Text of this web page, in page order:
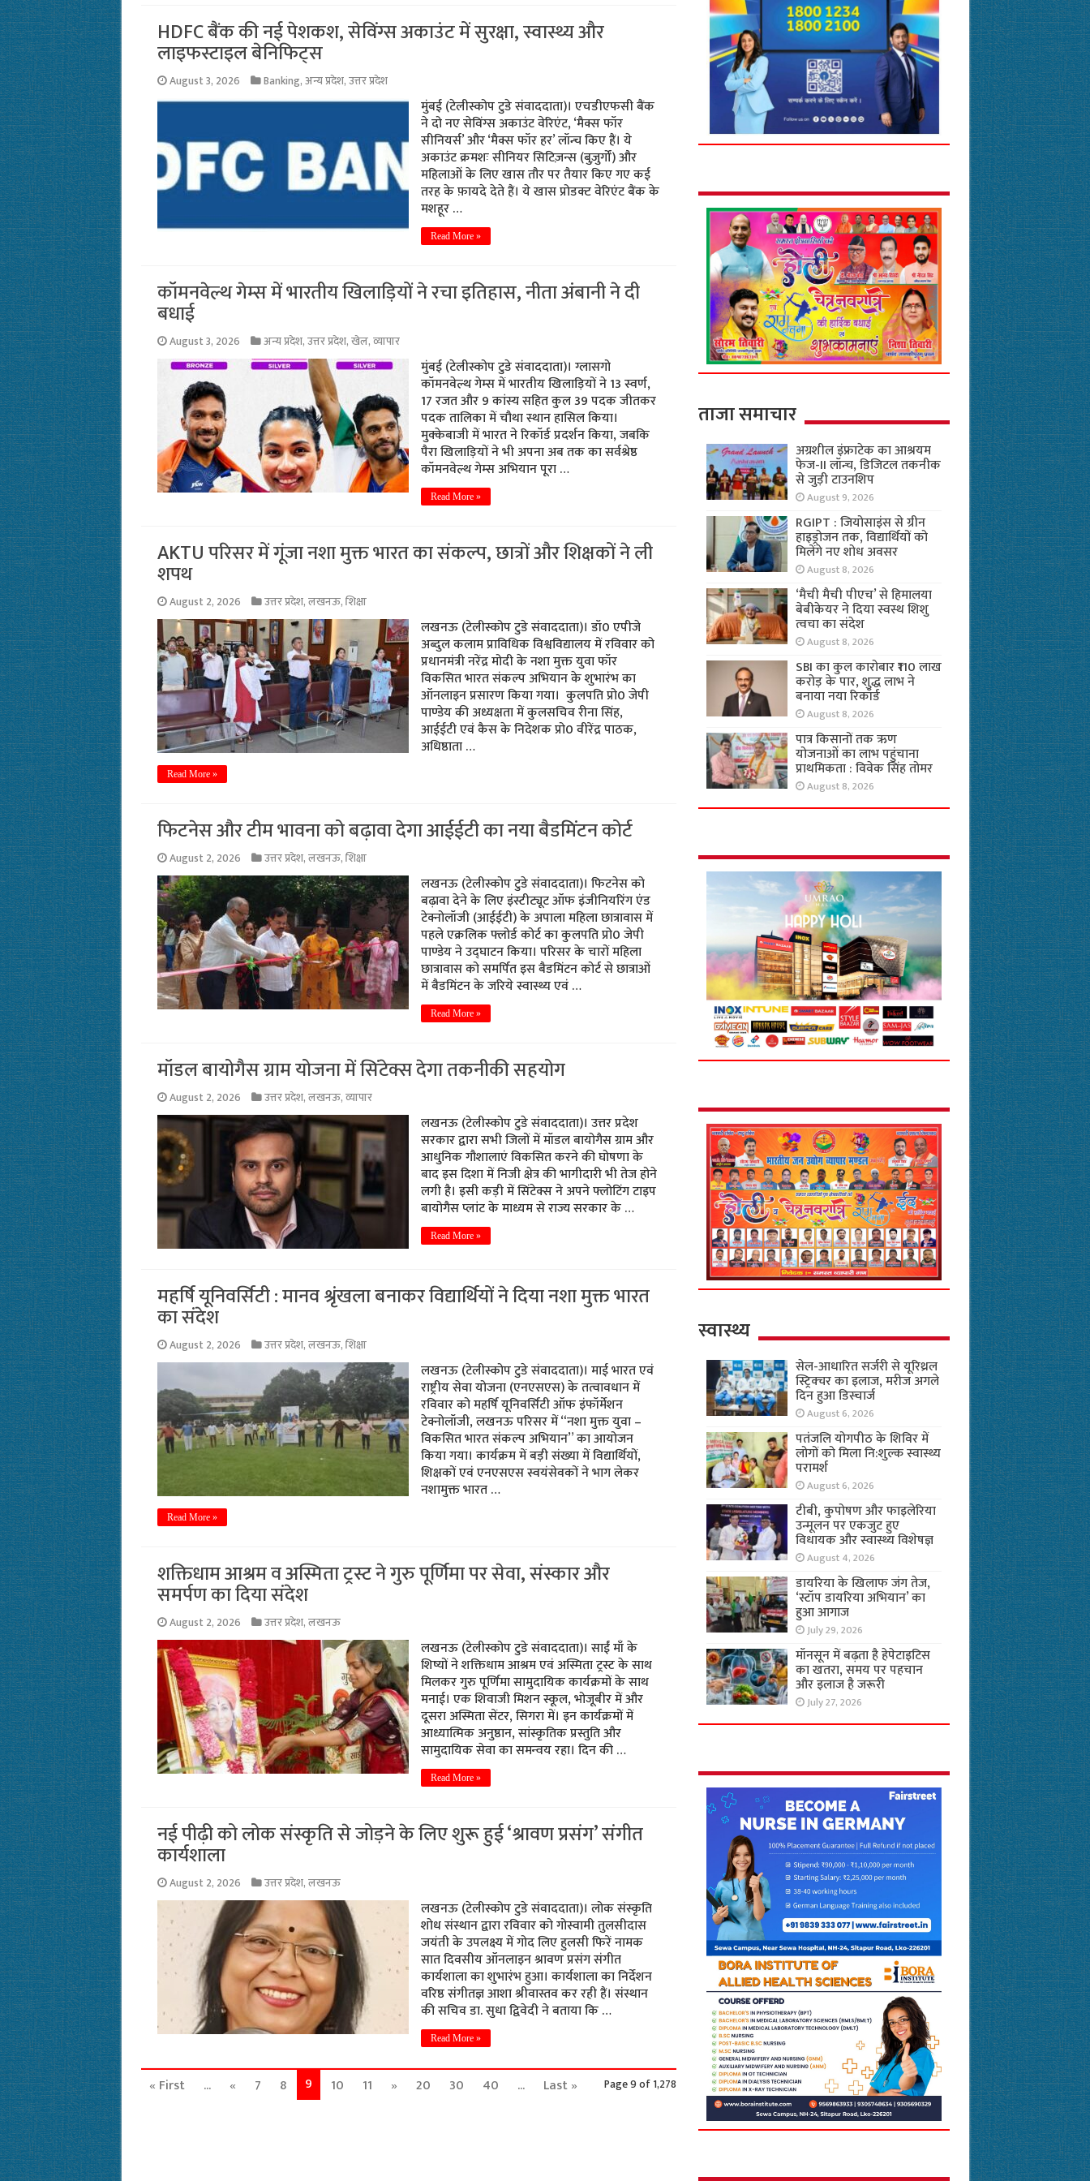
HDFC बैंक की नई पेशकश, सेविंग्स अकाउंट में सुरक्षा, स्वास्थ्य और
लाइफस्टाइल बेनिफिट्स
August 3, 2026 Banking,अन्य प्रदेश,उत्तर प्रदेश
मुंबई (टेलीस्कोप टुडे संवाददाता)। एचडीएफसी बैंक
ने दो नए सेविंग्स अकाउंट वेरिएंट, ‘मैक्स फॉर
सीनियर्स’ और ‘मैक्स फॉर हर’ लॉन्च किए हैं। ये
अकाउंट क्रमशः सीनियर सिटिज़न्स (बुज़ुर्गों) और
महिलाओं के लिए खास तौर पर तैयार किए गए कई
तरह के फ़ायदे देते हैं। ये खास प्रोडक्ट वेरिएंट बैंक के
मशहूर …
Read More »
कॉमनवेल्थ गेम्स में भारतीय खिलाड़ियों ने रचा इतिहास, नीता अंबानी ने दी
बधाई
August 3, 2026 अन्य प्रदेश,उत्तर प्रदेश,खेल,व्यापार
मुंबई (टेलीस्कोप टुडे संवाददाता)। ग्लासगो
कॉमनवेल्थ गेम्स में भारतीय खिलाड़ियों ने 13 स्वर्ण,
17 रजत और 9 कांस्य सहित कुल 39 पदक जीतकर
पदक तालिका में चौथा स्थान हासिल किया।
मुक्केबाजी में भारत ने रिकॉर्ड प्रदर्शन किया, जबकि
पैरा खिलाड़ियों ने भी अपना अब तक का सर्वश्रेष्ठ
कॉमनवेल्थ गेम्स अभियान पूरा …
Read More »
AKTU परिसर में गूंजा नशा मुक्त भारत का संकल्प, छात्रों और शिक्षकों ने ली
शपथ
August 2, 2026 उत्तर प्रदेश,लखनऊ,शिक्षा
लखनऊ (टेलीस्कोप टुडे संवाददाता)। डॉ0 एपीजे
अब्दुल कलाम प्राविधिक विश्वविद्यालय में रविवार को
प्रधानमंत्री नरेंद्र मोदी के नशा मुक्त युवा फॉर
विकसित भारत संकल्प अभियान के शुभारंभ का
ऑनलाइन प्रसारण किया गया। कुलपति प्रो0 जेपी
पाण्डेय की अध्यक्षता में कुलसचिव रीना सिंह,
आईईटी एवं कैस के निदेशक प्रो0 वीरेंद्र पाठक,
अधिष्ठाता …
Read More »
फिटनेस और टीम भावना को बढ़ावा देगा आईईटी का नया बैडमिंटन कोर्ट
August 2, 2026 उत्तर प्रदेश,लखनऊ,शिक्षा
लखनऊ (टेलीस्कोप टुडे संवाददाता)। फिटनेस को
बढ़ावा देने के लिए इंस्टीट्यूट ऑफ इंजीनियरिंग एंड
टेक्नोलॉजी (आईईटी) के अपाला महिला छात्रावास में
पहले एक्रलिक फ्लोर्ड कोर्ट का कुलपति प्रो0 जेपी
पाण्डेय ने उद्घाटन किया। परिसर के चारों महिला
छात्रावास को समर्पित इस बैडमिंटन कोर्ट से छात्राओं
में बैडमिंटन के जरिये स्वास्थ्य एवं …
Read More »
मॉडल बायोगैस ग्राम योजना में सिंटेक्स देगा तकनीकी सहयोग
August 2, 2026 उत्तर प्रदेश,लखनऊ,व्यापार
लखनऊ (टेलीस्कोप टुडे संवाददाता)। उत्तर प्रदेश
सरकार द्वारा सभी जिलों में मॉडल बायोगैस ग्राम और
आधुनिक गौशालाएं विकसित करने की घोषणा के
बाद इस दिशा में निजी क्षेत्र की भागीदारी भी तेज होने
लगी है। इसी कड़ी में सिंटेक्स ने अपने फ्लोटिंग टाइप
बायोगैस प्लांट के माध्यम से राज्य सरकार के …
Read More »
महर्षि यूनिवर्सिटी : मानव श्रृंखला बनाकर विद्यार्थियों ने दिया नशा मुक्त भारत
का संदेश
August 2, 2026 उत्तर प्रदेश,लखनऊ,शिक्षा
लखनऊ (टेलीस्कोप टुडे संवाददाता)। माई भारत एवं
राष्ट्रीय सेवा योजना (एनएसएस) के तत्वावधान में
रविवार को महर्षि यूनिवर्सिटी ऑफ इंफॉर्मेशन
टेक्नोलॉजी, लखनऊ परिसर में “नशा मुक्त युवा –
विकसित भारत संकल्प अभियान” का आयोजन
किया गया। कार्यक्रम में बड़ी संख्या में विद्यार्थियों,
शिक्षकों एवं एनएसएस स्वयंसेवकों ने भाग लेकर
नशामुक्त भारत …
Read More »
शक्तिधाम आश्रम व अस्मिता ट्रस्ट ने गुरु पूर्णिमा पर सेवा, संस्कार और
समर्पण का दिया संदेश
August 2, 2026 उत्तर प्रदेश,लखनऊ
लखनऊ (टेलीस्कोप टुडे संवाददाता)। साईं माँ के
शिष्यों ने शक्तिधाम आश्रम एवं अस्मिता ट्रस्ट के साथ
मिलकर गुरु पूर्णिमा सामुदायिक कार्यक्रमों के साथ
मनाई। एक शिवाजी मिशन स्कूल, भोजूबीर में और
दूसरा अस्मिता सेंटर, सिगरा में। इन कार्यक्रमों में
आध्यात्मिक अनुष्ठान, सांस्कृतिक प्रस्तुति और
सामुदायिक सेवा का समन्वय रहा। दिन की …
Read More »
नई पीढ़ी को लोक संस्कृति से जोड़ने के लिए शुरू हुई ‘श्रावण प्रसंग’ संगीत
कार्यशाला
August 2, 2026 उत्तर प्रदेश,लखनऊ
लखनऊ (टेलीस्कोप टुडे संवाददाता)। लोक संस्कृति
शोध संस्थान द्वारा रविवार को गोस्वामी तुलसीदास
जयंती के उपलक्ष्य में गोद लिए हुलसी फिरें नामक
सात दिवसीय ऑनलाइन श्रावण प्रसंग संगीत
कार्यशाला का शुभारंभ हुआ। कार्यशाला का निर्देशन
वरिष्ठ संगीतज्ञ आशा श्रीवास्तव कर रही हैं। संस्थान
की सचिव डा. सुधा द्विवेदी ने बताया कि …
Read More »
Page 9 of 1,278
« First ... « 7 8 9 10 11 » 20 30 40 ... Last »
ताजा समाचार
अग्रशील इंफ्राटेक का आश्रयम
फेज-II लॉन्च, डिजिटल तकनीक
से जुड़ी टाउनशिप
August 9, 2026
RGIPT : जियोसाइंस से ग्रीन
हाइड्रोजन तक, विद्यार्थियों को
मिलेंगे नए शोध अवसर
August 8, 2026
‘मैची मैची पीएच’ से हिमालया
बेबीकेयर ने दिया स्वस्थ शिशु
त्वचा का संदेश
August 8, 2026
SBI का कुल कारोबार ₹110 लाख
करोड़ के पार, शुद्ध लाभ ने
बनाया नया रिकॉर्ड
August 8, 2026
पात्र किसानों तक ऋण
योजनाओं का लाभ पहुंचाना
प्राथमिकता : विवेक सिंह तोमर
August 8, 2026
स्वास्थ्य
सेल-आधारित सर्जरी से यूरिथ्रल
स्ट्रिक्चर का इलाज, मरीज अगले
दिन हुआ डिस्चार्ज
August 6, 2026
पतंजलि योगपीठ के शिविर में
लोगों को मिला नि:शुल्क स्वास्थ्य
परामर्श
August 6, 2026
टीबी, कुपोषण और फाइलेरिया
उन्मूलन पर एकजुट हुए
विधायक और स्वास्थ्य विशेषज्ञ
August 4, 2026
डायरिया के खिलाफ जंग तेज,
‘स्टॉप डायरिया अभियान’ का
हुआ आगाज
July 29, 2026
मॉनसून में बढ़ता है हेपेटाइटिस
का खतरा, समय पर पहचान
और इलाज है जरूरी
July 27, 2026